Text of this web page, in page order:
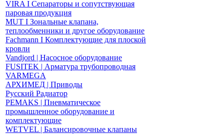
VIRA І Сепараторы и сопутствующая
паровая продукция
MUT І Зональные клапана,
теплообменники и другое оборудование
Fachmann І Комплектующие для плоской
кровли
Vandjord | Насосное оборудование
FUSITEK | Арматура трубопроводная
VARMEGA
АРХИМЕД | Приводы
Русский Радиатор
PEMAKS | Пневматическое
промышленное оборудование и
комплектующие
WETVEL | Балансировочные клапаны